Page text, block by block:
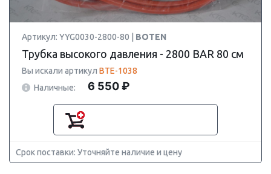
Артикул: YYG0030-2800-80 | BOTEN
Трубка высокого давления - 2800 BAR 80 см
Вы искали артикул BTE-1038
Наличные:
6 550 ₽
Срок поставки: Уточняйте наличие и цену